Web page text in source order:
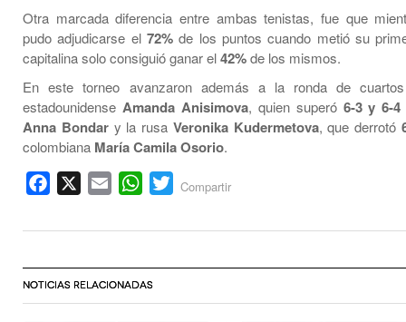
Otra marcada diferencia entre ambas tenistas, fue que
pudo adjudicarse el 72% de los puntos cuando metió su
capitalina solo consiguió ganar el42%de los mismos.
En este torneo avanzaron además a la ronda de
estadounidense Amanda Anisimova, quien superó 6-3 y 6-4
Anna Bondary la rusa Veronika Kudermetova, que derrotó
colombiana María Camila Osorio.
Facebook Email WhatsApp
Twitter
Compartir
NOTICIAS RELACIONADAS